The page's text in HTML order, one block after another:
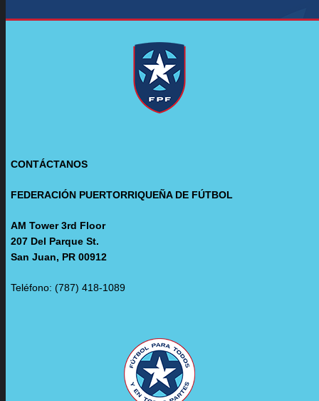
CONTÁCTANOS
FEDERACIÓN PUERTORRIQUEÑA DE FÚTBOL
AM Tower 3rd Floor
207 Del Parque St.
San Juan, PR 00912
Teléfono: (787) 418-1089